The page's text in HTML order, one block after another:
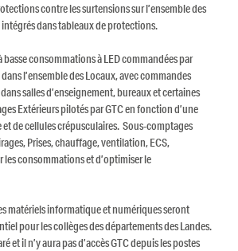
contre les surtensions sur l’ensemble des
dans tableaux de protections.
basse consommations à LED commandées par
l’ensemble des Locaux, avec commandes
salles d’enseignement, bureaux et certaines
Extérieurs pilotés par GTC en fonction d’une
de cellules crépusculaires. Sous-comptages
Prises, chauffage, ventilation, ECS,
consommations et d’optimiser le
matériels informatique et numériques seront
pour les collèges des départements des Landes.
et il n’y aura pas d’accès GTC depuis les postes